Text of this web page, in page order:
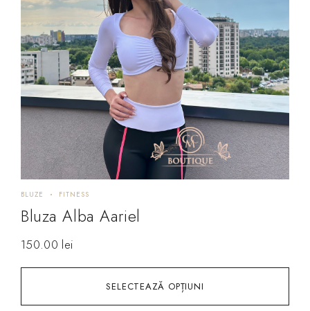
SELECTEAZĂ OPȚIUNI
BLUZE FITNESS
Bluza Alba Aariel
150.00 lei